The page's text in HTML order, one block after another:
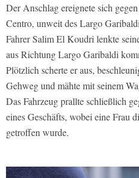
Der Anschlag ereignete sich
Centro, unweit des Largo
Fahrer Salim El Koudri lenkte
aus Richtung Largo Garibaldi
Plötzlich scherte er aus,
Gehweg und mähte mit seinem
Das Fahrzeug prallte schließlich
eines Geschäfts, wobei eine Frau
getroffen wurde.